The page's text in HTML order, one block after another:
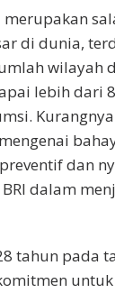
merupakan
di dunia,
wilayah
lebih dari
dan
dalam
tahun pada